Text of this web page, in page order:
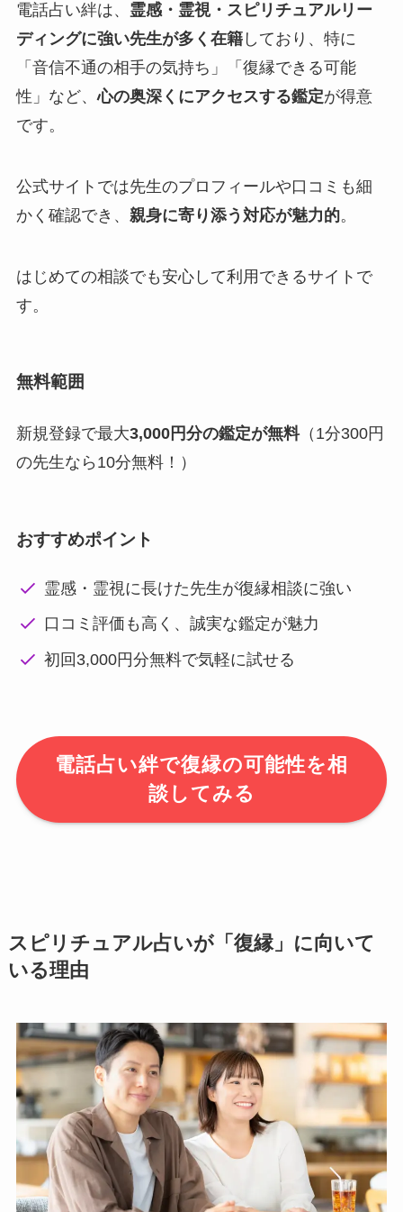
電話占い絆は、 霊感・霊視・スピリチュアルリー
ディングに強い先生が多く在籍しており、特に
「音信不通の相手の気持ち」「復縁できる可能
性」など、心の奥深くにアクセスする鑑定が得意
です。
公式サイトでは先生のプロフィールや口コミも細
かく確認でき、 親身に寄り添う対応が魅力的。
はじめての相談でも安心して利用できるサイトで
す。
無料範囲
新規登録で最大3,000円分の鑑定が無料（1分300円
の先生なら10分無料！）
おすすめポイント
霊感・霊視に長けた先生が復縁相談に強い
口コミ評価も高く、誠実な鑑定が魅力
初回3,000円分無料で気軽に試せる
電話占い絆で復縁の可能性を相
談してみる
スピリチュアル占いが「復縁」に向いて
いる理由